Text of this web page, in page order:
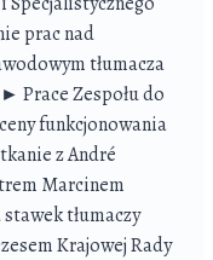
prac nad
tłumacza
Prace Zespołu do
funkcjonowania
z André
Marcinem
tłumaczy
Krajowej Rady